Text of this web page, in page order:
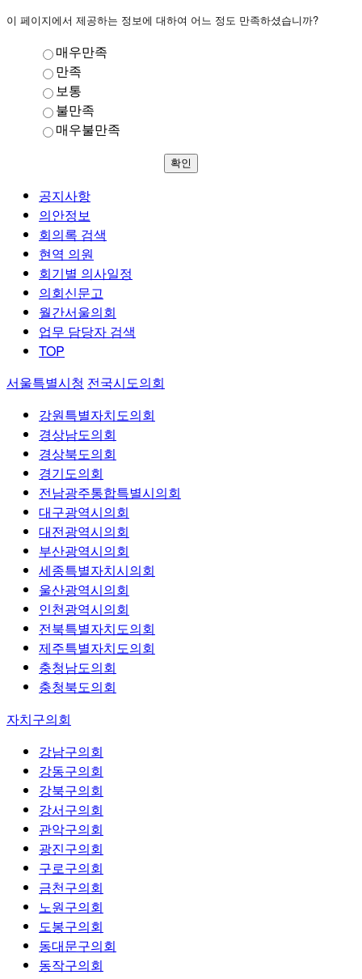
이 페이지에서 제공하는 정보에 대하여 어느 정도 만족하셨습니까?
매우만족
만족
보통
불만족
매우불만족
확인
공지사항
의안정보
회의록 검색
현역 의원
회기별 의사일정
의회신문고
월간서울의회
업무 담당자 검색
TOP
서울특별시청 전국시도의회
강원특별자치도의회
경상남도의회
경상북도의회
경기도의회
전남광주통합특별시의회
대구광역시의회
대전광역시의회
부산광역시의회
세종특별자치시의회
울산광역시의회
인천광역시의회
전북특별자치도의회
제주특별자치도의회
충청남도의회
충청북도의회
자치구의회
강남구의회
강동구의회
강북구의회
강서구의회
관악구의회
광진구의회
구로구의회
금천구의회
노원구의회
도봉구의회
동대문구의회
동작구의회